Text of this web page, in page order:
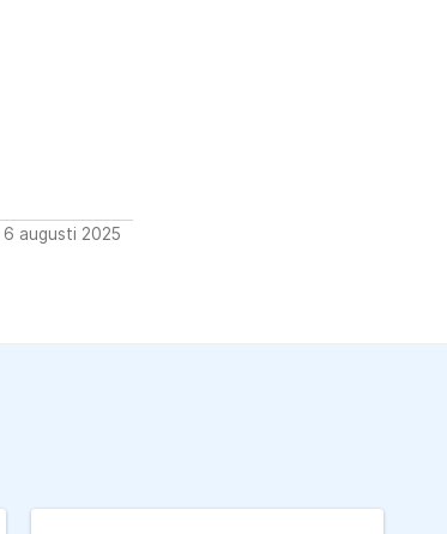
augusti 2025